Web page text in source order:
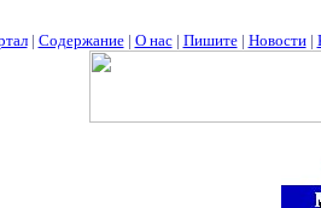
| Содержание| О нас| Пишите| Новости|